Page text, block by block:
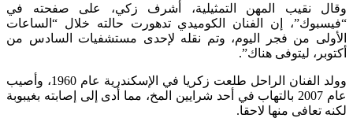
وقال نقيب المهن التمثيلية، أشرف زكي، على صفحته في
“فيسبوك”، إن الفنان الكوميدي تدهورت حالته خلال “الساعات
الأولى من فجر اليوم، وتم نقله لإحدى مستشفيات السادس من
أكتوبر، ليتوفى هناك”.
وولد الفنان الراحل طلعت زكريا في الإسكندرية عام 1960، وأصيب
عام 2007 بالتهاب في أحد شرايين المخ، مما أدى إلى إصابته بغيبوبة
لكنه تعافى منها لاحقا.